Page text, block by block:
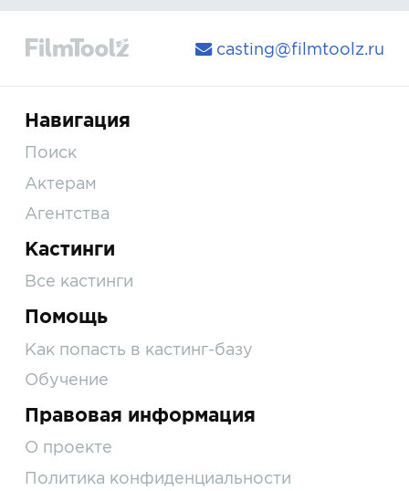
casting@filmtoolz.ru
Навигация
Поиск
Актерам
Агентства
Кастинги
Все кастинги
Помощь
Как попасть в кастинг-базу
Обучение
Правовая информация
О проекте
Политика конфиденциальности